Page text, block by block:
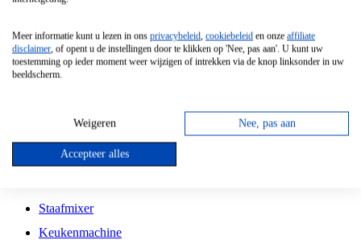
Vrijstaande Magnetron
Vrijstaande Kookplaat
Inbouw Gaskookplaat
Inbouw Keramische Kookplaat
Kookplaat Accessoires
Staafmixer
Keukenmachine
Meer informatie kunt u lezen in ons privacybeleid, cookiebeleid en onze affiliate
disclaimer, of opent u de instellingen door te klikken op 'Nee, pas aan'. U kunt uw
toestemming op ieder moment weer wijzigen of intrekken via de knop linksonder in uw
beeldscherm.
Weigeren Nee, pas aan
Accepteer alles